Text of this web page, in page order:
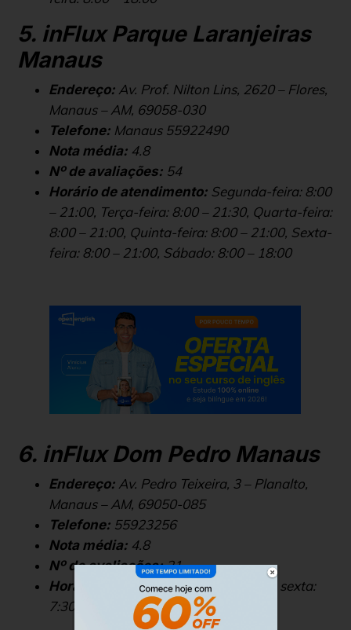
5. inFlux Parque Laranjeiras
Manaus
Endereço: Av. Prof. Nilton Lins, 2620 – Flores,
Manaus – AM, 69058-030
Telefone: Manaus 55922490
Nota média: 4.8
Nº de avaliações: 54
Horário de atendimento: Segunda-feira: 8:00
– 21:00, Terça-feira: 8:00 – 21:30, Quarta-feira:
8:00 – 21:00, Quinta-feira: 8:00 – 21:00, Sexta-
feira: 8:00 – 21:00, Sábado: 8:00 – 18:00
6. inFlux Dom Pedro Manaus
Endereço: Av. Pedro Teixeira, 3 – Planalto,
Manaus – AM, 69050-085
Telefone: 55923256
Nota média: 4.8
Nº de avaliações:21
Horário de atendimento:Segunda a sexta:
7:30 – 21:15, Sábado: 8:00 – 21:15